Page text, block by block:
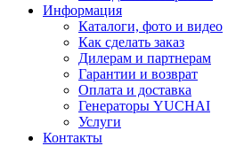
Информация
Каталоги, фото и видео
Как сделать заказ
Дилерам и партнерам
Гарантии и возврат
Оплата и доставка
Генераторы YUCHAI
Услуги
Контакты